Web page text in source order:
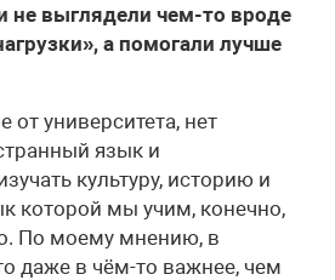
выглядели чем-то вроде
а помогали лучше
от университета, нет
язык и
культуру, историю и
которой мы учим, конечно,
По моему мнению, в
даже в чём-то важнее, чем